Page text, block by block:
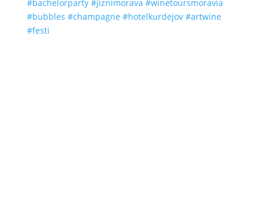
#bubbles #champagne #hotelkurdejov #artwine
#festi